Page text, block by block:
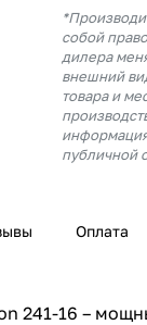
собой
дилера
внешний
товара и
публичной
Оплата
241-16 –
8 800 302-02-51
plait.ru